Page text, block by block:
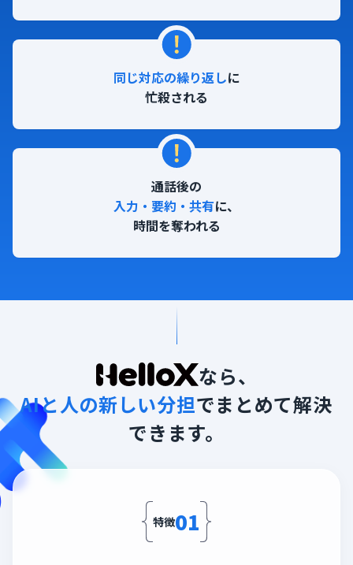
同じ対応の繰り返しに
忙殺される
通話後の
入力・要約・共有に、
時間を奪われる
なら、
AIと人の新しい分担でまとめて解決
できます。
特徴01